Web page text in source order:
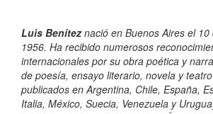
Luis Beníteznació en Buenos Aires el 10
1956. Ha recibido numerosos
internacionales por su obra poética y
de poesía, ensayo literario, novela y
publicados en Argentina, Chile, España,
Italia, México, Suecia, Venezuela y